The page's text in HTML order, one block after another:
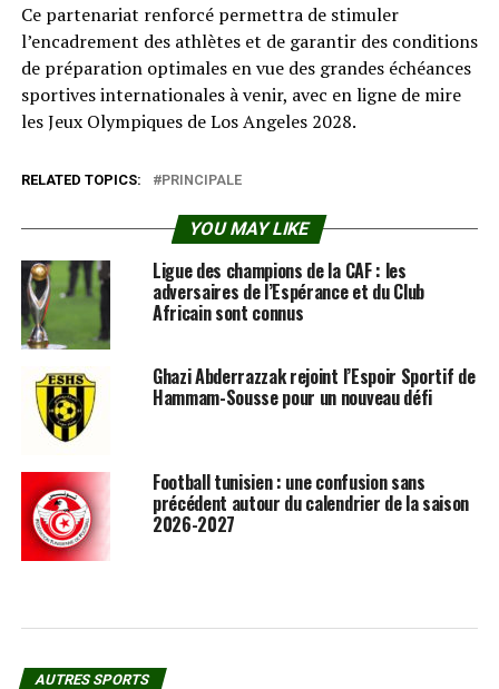
Ce partenariat renforcé permettra de stimuler
l’encadrement des athlètes et de garantir des conditions
de préparation optimales en vue des grandes échéances
sportives internationales à venir, avec en ligne de mire
les Jeux Olympiques de Los Angeles 2028.
RELATED TOPICS: PRINCIPALE
YOU MAY LIKE
Ligue des champions de la CAF : les
adversaires de l’Espérance et du Club
Africain sont connus
Ghazi Abderrazzak rejoint l’Espoir Sportif de
Hammam-Sousse pour un nouveau défi
Football tunisien : une confusion sans
précédent autour du calendrier de la saison
2026-2027
AUTRES SPORTS